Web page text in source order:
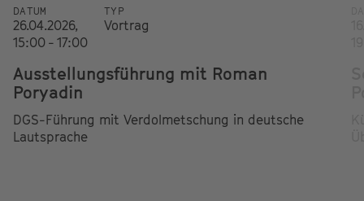
DATUM
26.04.2026,
15:00 - 17:00
TYP
Vortrag
Ausstellungsführung mit Roman
Poryadin
DGS-Führung mit Verdolmetschung in deutsche
Lautsprache